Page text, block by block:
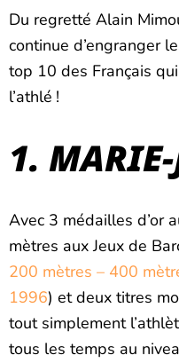
Du regretté Alain
continue d’engranger
top 10 des Français
l’athlé !
1. MARIE-
Avec 3 médailles d’or
mètres aux Jeux de
200 mètres – 400
1996) et deux titres
tout simplement
tous les temps au